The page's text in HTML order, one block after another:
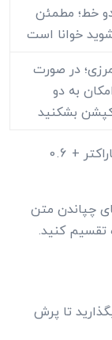
خط؛ مطمئن
خوانا است
در صورت
امکان به دو
بشکنید
مدت (ثانیه) ≈ 0.06 × تعداد کاراکتر + 0.6
چپاندن متن
تقسیم کنید.
تا پرش